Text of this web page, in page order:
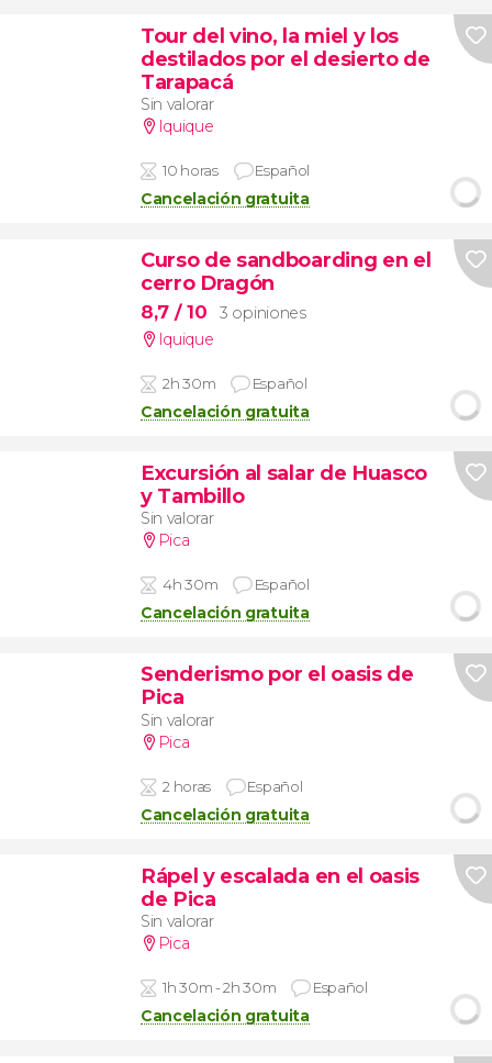
Tour del vino, la miel y los
destilados por el desierto de
Tarapacá
Sin valorar
Iquique
10 horas Español
Cancelación gratuita
Curso de sandboarding en el
cerro Dragón
8,7 / 10
3 opiniones
Iquique
2h 30m Español
Cancelación gratuita
Excursión al salar de Huasco
y Tambillo
Sin valorar
Pica
4h 30m Español
Cancelación gratuita
Senderismo por el oasis de
Pica
Sin valorar
Pica
2 horas Español
Cancelación gratuita
Rápel y escalada en el oasis
de Pica
Sin valorar
Pica
1h 30m - 2h 30m Español
Cancelación gratuita